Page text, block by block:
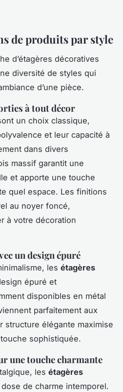
de produits par style
d’étagères décoratives
diversité de styles qui
d’une pièce.
à tout décor
un choix classique,
et leur capacité à
dans divers
massif garantit une
et apporte une touche
quel espace. Les finitions
au noyer foncé,
à votre décoration
un design épuré
les étagères
épuré et
disponibles en métal
parfaitement aux
structure élégante maximise
sophistiquée.
une touche charmante
les étagères
de charme intemporel.